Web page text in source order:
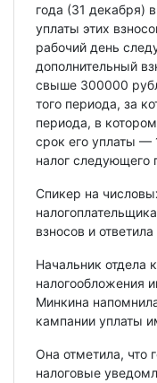
года (31 декабря)
уплаты этих
рабочий день
дополнительный
свыше 300000
того периода, за
периода, в
срок его уплаты —
налог следующего
Спикер на
взносов и
Начальник отдела
налогообложения
Минкина
кампании уплаты
Она отметила, что
налоговые